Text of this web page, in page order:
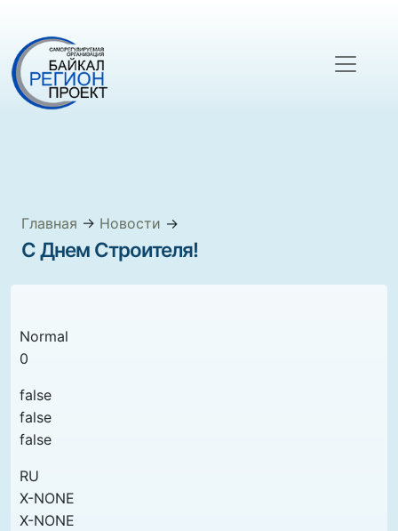
Главная → Новости →
С Днем Строителя!
Normal
0
false
false
false
RU
X-NONE
X-NONE